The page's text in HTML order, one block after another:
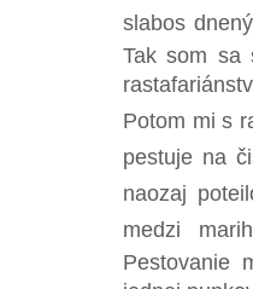
slabos
Tak som sa
Potom mi s
pestuje na
naozaj
medzi
Pestovanie